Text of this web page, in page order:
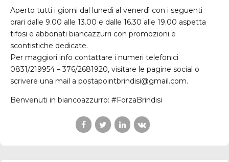
Aperto tutti i giorni dal lunedì al venerdì con i seguenti
orari dalle 9.00 alle 13.00 e dalle 16.30 alle 19.00 aspetta
tifosi e abbonati biancazzurri con promozioni e
scontistiche dedicate.
Per maggiori info contattare i numeri telefonici
0831/219954 – 376/2681920, visitare le pagine social o
scrivere una mail a postapointbrindisi@gmail.com.
Benvenuti in biancoazzurro: #ForzaBrindisi